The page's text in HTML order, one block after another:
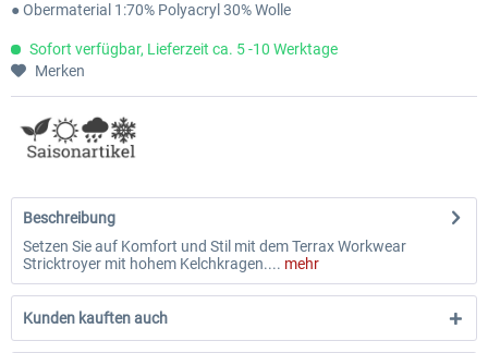
● Obermaterial 1:70% Polyacryl 30% Wolle
Sofort verfügbar, Lieferzeit ca. 5 -10 Werktage
Merken
Beschreibung
Setzen Sie auf Komfort und Stil mit dem Terrax Workwear
Stricktroyer mit hohem Kelchkragen.... mehr
Kunden kauften auch